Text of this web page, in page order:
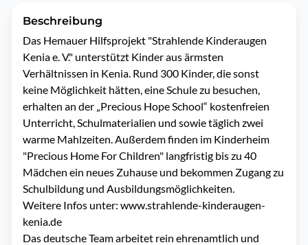
Beschreibung
Das Hemauer Hilfsprojekt "Strahlende Kinderaugen
Kenia e. V." unterstützt Kinder aus ärmsten
Verhältnissen in Kenia. Rund 300 Kinder, die sonst
keine Möglichkeit hätten, eine Schule zu besuchen,
erhalten an der „Precious Hope School“ kostenfreien
Unterricht, Schulmaterialien und sowie täglich zwei
warme Mahlzeiten. Außerdem finden im Kinderheim
"Precious Home For Children" langfristig bis zu 40
Mädchen ein neues Zuhause und bekommen Zugang zu
Schulbildung und Ausbildungsmöglichkeiten.
Weitere Infos unter: www.strahlende-kinderaugen-
kenia.de
Das deutsche Team arbeitet rein ehrenamtlich und